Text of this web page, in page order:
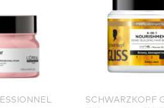
SCHWARZKOPF